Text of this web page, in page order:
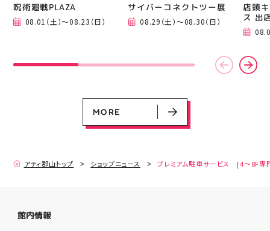
呪術廻戦PLAZA
サイバーコネクトツー展
店頭キッチンカースペース 出店カ
お祭りBBQビアガーデン 屋上で好
ヨドバシカメラ 平日限定1時間駐
プレミアム駐車サービス [4～8F
MORE
呪術廻戦PLAZA
08.01（土）～08.23（日）
サイバーコネクトツー展
08.29（土）～08.30（日）
店頭
ス 出
MORE
アティ郡山トップ ショップニュース プレミアム駐車サービス [4～8F専
館内情報